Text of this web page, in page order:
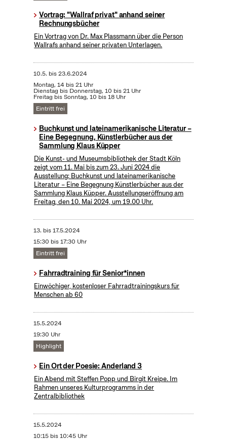
Vortrag: "Wallraf privat" anhand seiner
Rechnungsbücher
Ein Vortrag von Dr. Max Plassmann über die Person
Wallrafs anhand seiner privaten Unterlagen.
10.5. bis23.6.2024
Montag, 14 bis 21 Uhr
Dienstag bis Donnerstag, 10 bis 21 Uhr
Freitag bis Sonntag, 10 bis 18 Uhr
Eintritt frei
Buchkunst und lateinamerikanische Literatur –
Eine Begegnung, Künstlerbücher aus der
Sammlung Klaus Küpper
Die Kunst- und Museumsbibliothek der Stadt Köln
zeigt vom 11. Mai bis zum 23. Juni 2024 die
Ausstellung: Buchkunst und lateinamerikanische
Literatur – Eine Begegnung Künstlerbücher aus der
Sammlung Klaus Küpper. Ausstellungseröffnung am
Freitag, den 10. Mai 2024, um 19.00 Uhr.
13. bis17.5.2024
15:30 bis 17:30 Uhr
Eintritt frei
Fahrradtraining für Senior*innen
Einwöchiger, kostenloser Fahrradtrainingskurs für
Menschen ab 60
15.5.2024
19:30 Uhr
Highlight
Ein Ort der Poesie: Anderland 3
Ein Abend mit Steffen Popp und Birgit Kreipe. Im
Rahmen unseres Kulturprogramms in der
Zentralbibliothek
15.5.2024
10:15 bis 10:45 Uhr